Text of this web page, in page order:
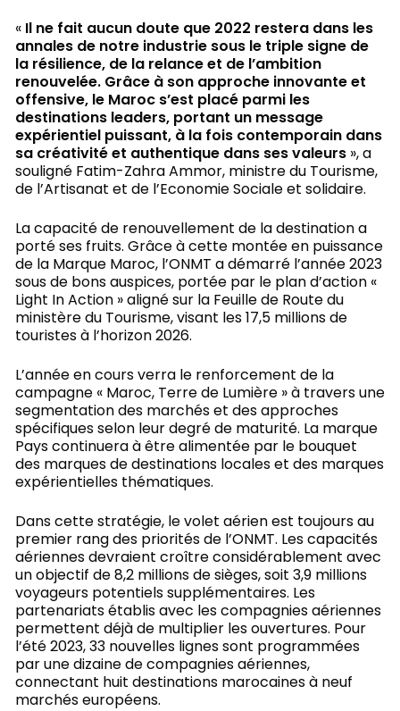
« Il ne fait aucun doute que 2022 restera dans les
annales de notre industrie sous le triple signe de
la résilience, de la relance et de l’ambition
renouvelée. Grâce à son approche innovante et
offensive, le Maroc s’est placé parmi les
destinations leaders, portant un message
expérientiel puissant, à la fois contemporain dans
sa créativité et authentique dans ses valeurs», a
souligné Fatim-Zahra Ammor, ministre du Tourisme,
de l’Artisanat et de l’Economie Sociale et solidaire.
La capacité de renouvellement de la destination a
porté ses fruits. Grâce à cette montée en puissance
de la Marque Maroc, l’ONMT a démarré l’année 2023
sous de bons auspices, portée par le plan d’action «
Light In Action » aligné sur la Feuille de Route du
ministère du Tourisme, visant les 17,5 millions de
touristes à l’horizon 2026.
L’année en cours verra le renforcement de la
campagne « Maroc, Terre de Lumière » à travers une
segmentation des marchés et des approches
spécifiques selon leur degré de maturité. La marque
Pays continuera à être alimentée par le bouquet
des marques de destinations locales et des marques
expérientielles thématiques.
Dans cette stratégie, le volet aérien est toujours au
premier rang des priorités de l’ONMT. Les capacités
aériennes devraient croître considérablement avec
un objectif de 8,2 millions de sièges, soit 3,9 millions
voyageurs potentiels supplémentaires. Les
partenariats établis avec les compagnies aériennes
permettent déjà de multiplier les ouvertures. Pour
l’été 2023, 33 nouvelles lignes sont programmées
par une dizaine de compagnies aériennes,
connectant huit destinations marocaines à neuf
marchés européens.